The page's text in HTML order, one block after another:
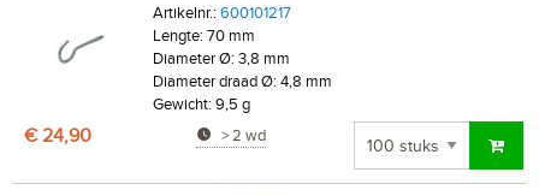
Artikelnr.: 600101217
Lengte: 70 mm
Diameter Ø: 3,8 mm
Diameter draad Ø: 4,8 mm
Gewicht: 9,5 g
€ 24,90 > 2 wd